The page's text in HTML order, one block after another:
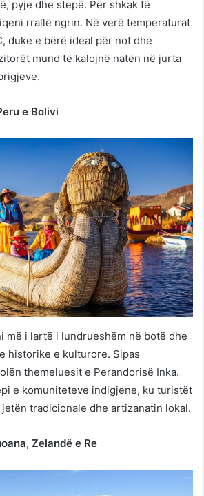
pyje dhe stepë. Për shkak të
rrallë ngrin. Në verë temperaturat
duke e bërë ideal për not dhe
mund të kalojnë natën në jurta
e Bolivi
më i lartë i lundrueshëm në botë dhe
historike e kulturore. Sipas
themeluesit e Perandorisë Inka.
e komuniteteve indigjene, ku turistët
tradicionale dhe artizanatin lokal.
Zelandë e Re